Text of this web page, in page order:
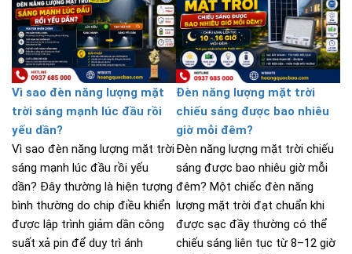
Vì sao đèn năng lượng mặt
trời sáng mạnh lúc đầu rồi
yếu dần?
Vì sao đèn năng lượng mặt trời
sáng mạnh lúc đầu rồi yếu
dần? Đây thường là hiện tượng
bình thường do chip điều khiển
được lập trình giảm dần công
suất xả pin để duy trì ánh
Đèn năng lượng mặt trời
chiếu sáng được bao nhiêu
giờ mỗi đêm?
Đèn năng lượng mặt trời chiếu
sáng được bao nhiêu giờ mỗi
đêm? Một chiếc đèn năng
lượng mặt trời đạt chuẩn khi
được sạc đầy thường có thể
chiếu sáng liên tục từ 8–12 giờ